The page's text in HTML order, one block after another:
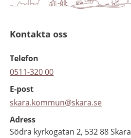
Kontakta oss
Telefon
0511-320 00
E-post
skara.kommun@skara.se
Adress
Södra kyrkogatan 2, 532 88 Skara